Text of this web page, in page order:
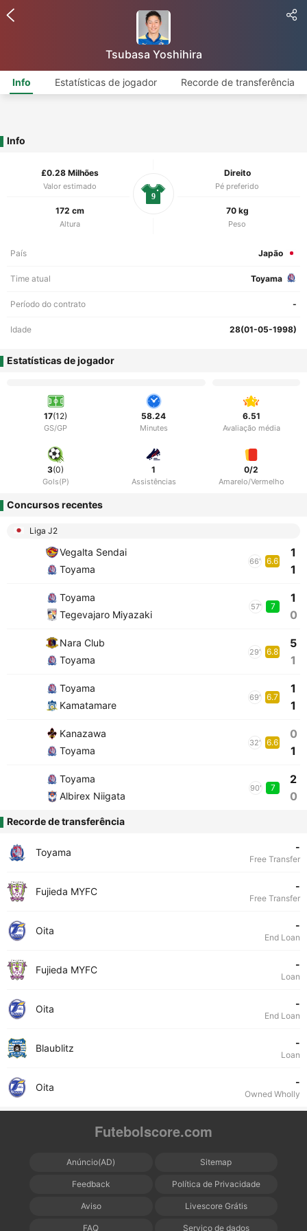
Tsubasa Yoshihira
Info Estatísticas de jogador Recorde de transferência
Info
£0.28 Milhões
Valor estimado
Direito
Pé preferido
172 cm
Altura
70 kg
Peso
9
País Japão
Time atual Toyama
Período do contrato -
Idade 28(01-05-1998)
Estatísticas de jogador
17(12)
GS/GP
58.24
Minutes
6.51
Avaliação média
3(0)
Gols(P)
1
Assistências
0/2
Amarelo/Vermelho
Concursos recentes
Liga J2
Vegalta Sendai
Toyama
66' 6.6
1
1
Toyama
Tegevajaro Miyazaki
57' 7
1
0
Nara Club
Toyama
29' 6.8
5
1
Toyama
Kamatamare
69' 6.7
1
1
Kanazawa
Toyama
32' 6.6
0
1
Toyama
Albirex Niigata
90' 7
2
0
Recorde de transferência
Toyama -
Free Transfer
Fujieda MYFC -
Free Transfer
Oita -
End Loan
Fujieda MYFC -
Loan
Oita -
End Loan
Blaublitz -
Loan
Oita -
Owned Wholly
Futebolscore.com
Anúncio(AD) Sitemap
Feedback Política de Privacidade
Aviso Livescore Grátis
FAQ Serviço de dados